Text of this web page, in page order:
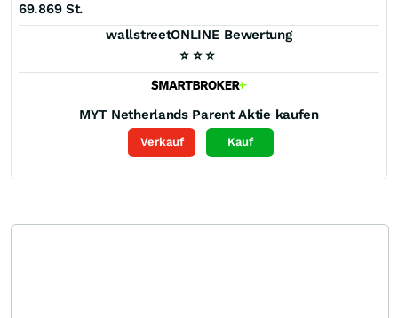
69.869 St.
wallstreetONLINE Bewertung
⭐ ⭐ ⭐
MYT Netherlands Parent Aktie kaufen
Verkauf Kauf